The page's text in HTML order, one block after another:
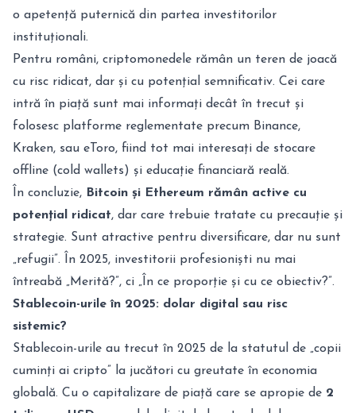
o apetență puternică din partea investitorilor
instituționali.
Pentru români, criptomonedele rămân un teren de joacă
cu risc ridicat, dar și cu potențial semnificativ. Cei care
intră în piață sunt mai informați decât în trecut și
folosesc platforme reglementate precum Binance,
Kraken, sau eToro, fiind tot mai interesați de stocare
offline (cold wallets) și educație financiară reală.
În concluzie, Bitcoin și Ethereum rămân active cu
potențial ridicat, dar care trebuie tratate cu precauție și
strategie. Sunt atractive pentru diversificare, dar nu sunt
„refugii”. În 2025, investitorii profesioniști nu mai
întreabă „Merită?”, ci „În ce proporție și cu ce obiectiv?”.
Stablecoin-urile în 2025: dolar digital sau risc
sistemic?
Stablecoin-urile au trecut în 2025 de la statutul de „copii
cuminți ai cripto” la jucători cu greutate în economia
globală. Cu o capitalizare de piață care se apropie de 2